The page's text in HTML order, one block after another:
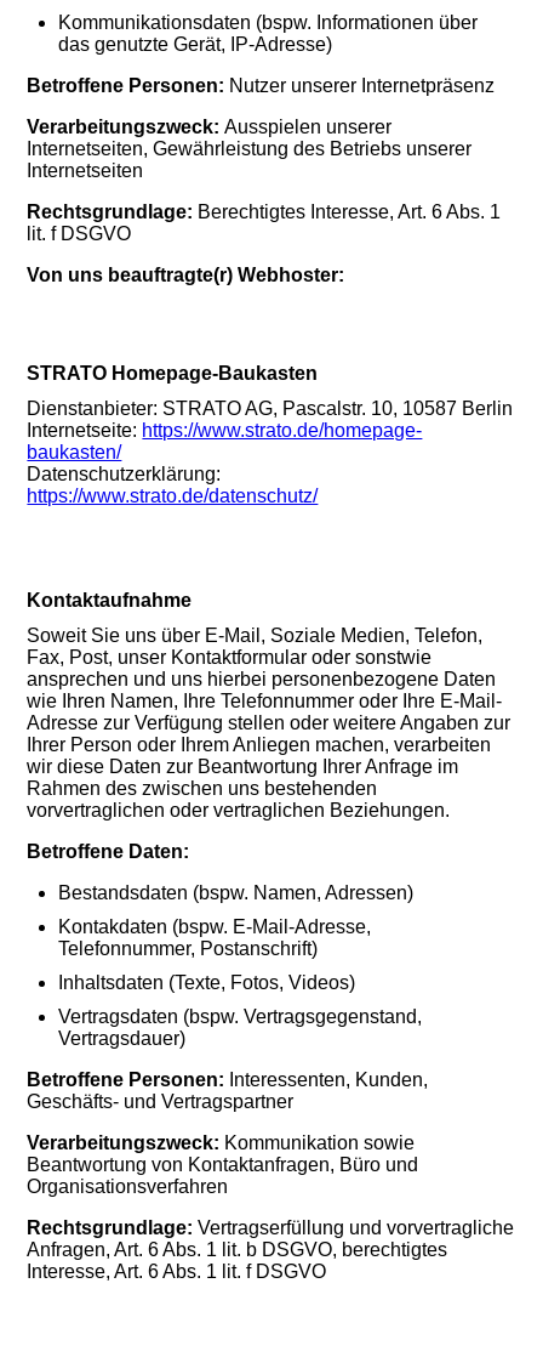
Kommunikationsdaten (bspw. Informationen über
das genutzte Gerät, IP-Adresse)
Betroffene Personen: Nutzer unserer Internetpräsenz
Verarbeitungszweck:Ausspielen unserer
Internetseiten, Gewährleistung des Betriebs unserer
Internetseiten
Rechtsgrundlage: Berechtigtes Interesse, Art. 6 Abs. 1
lit. f DSGVO
Von uns beauftragte(r) Webhoster:
STRATO Homepage-Baukasten
Dienstanbieter: STRATO AG, Pascalstr. 10, 10587 Berlin
Internetseite: https://www.strato.de/homepage-
baukasten/
Datenschutzerklärung:
https://www.strato.de/datenschutz/
Kontaktaufnahme
Soweit Sie uns über E-Mail, Soziale Medien, Telefon,
Fax, Post, unser Kontaktformular oder sonstwie
ansprechen und uns hierbei personenbezogene Daten
wie Ihren Namen, Ihre Telefonnummer oder Ihre E-Mail-
Adresse zur Verfügung stellen oder weitere Angaben zur
Ihrer Person oder Ihrem Anliegen machen, verarbeiten
wir diese Daten zur Beantwortung Ihrer Anfrage im
Rahmen des zwischen uns bestehenden
vorvertraglichen oder vertraglichen Beziehungen.
Betroffene Daten:
Bestandsdaten (bspw. Namen, Adressen)
Kontakdaten (bspw. E-Mail-Adresse,
Telefonnummer, Postanschrift)
Inhaltsdaten (Texte, Fotos, Videos)
Vertragsdaten (bspw. Vertragsgegenstand,
Vertragsdauer)
Betroffene Personen: Interessenten, Kunden,
Geschäfts- und Vertragspartner
Verarbeitungszweck: Kommunikation sowie
Beantwortung von Kontaktanfragen, Büro und
Organisationsverfahren
Rechtsgrundlage: Vertragserfüllung und vorvertragliche
Anfragen, Art. 6 Abs. 1 lit. b DSGVO, berechtigtes
Interesse, Art. 6 Abs. 1 lit. f DSGVO